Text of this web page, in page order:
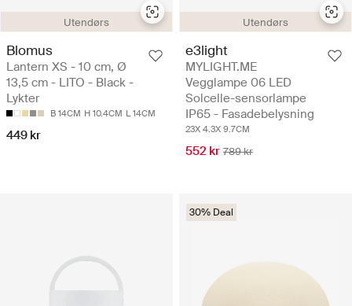
Utendørs
Blomus
Lantern XS - 10 cm, Ø
13,5 cm - LITO - Black -
Lykter
B 14CM H 10.4CM L 14CM
449 kr
Utendørs
e3light
MYLIGHT.ME
Vegglampe 06 LED
Solcelle-sensorlampe
IP65 - Fasadebelysning
23X 4.3X 9.7CM
552 kr 789 kr
30% Deal